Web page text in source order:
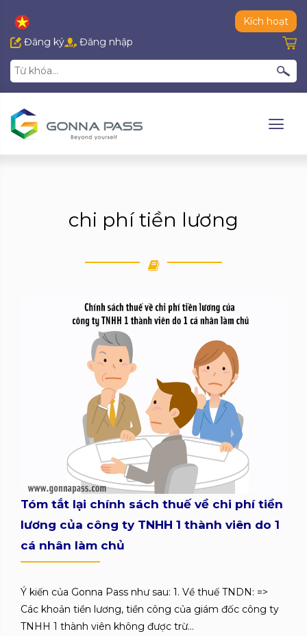
Kích hoạt
Đăng ký
Đăng nhập
chi phí tiền lương
Tóm tắt lại chính sách thuế về chi phí tiền
lương của công ty TNHH 1 thành viên do 1
cá nhân làm chủ
Ý kiến của Gonna Pass như sau: 1. Về thuế TNDN: =>
Các khoản tiền lương, tiền công của giám đốc công ty
TNHH 1 thành viên không được trừ...